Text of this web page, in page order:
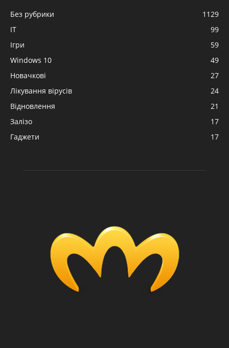
Без рубрики
1129
IT
99
Ігри
59
Windows 10
49
Новачкові
27
Лікування вірусів
24
Відновлення
21
Залізо
17
Гаджети
17